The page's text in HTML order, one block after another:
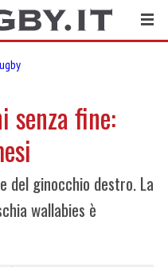
fine:
ginocchio destro. La
wallabies è